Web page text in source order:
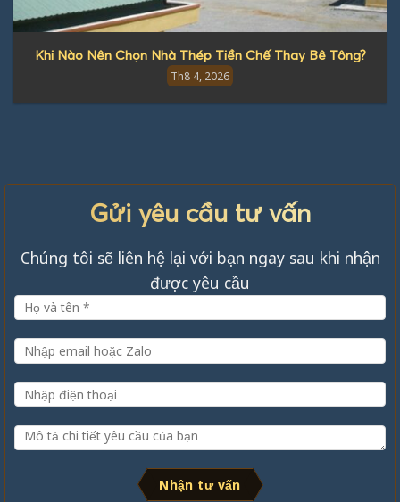
Khi Nào Nên Chọn Nhà Thép Tiền Chế Thay Bê Tông?
Th8 4, 2026
Gửi yêu cầu tư vấn
Chúng tôi sẽ liên hệ lại với bạn ngay sau khi nhận
được yêu cầu
Nhận tư vấn